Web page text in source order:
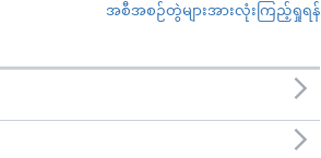
အစီအစဉ်တွဲများအားလုံးကြည့်ရှုရန်